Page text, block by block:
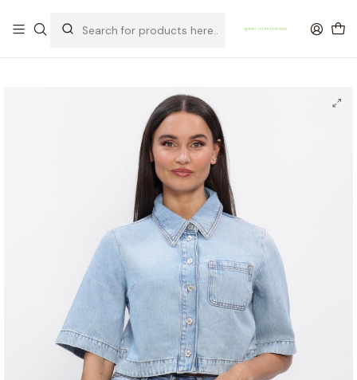
OFERTA DE PORTES DE ENVIO em compras para Portugal superiores a
80€ de artigos sem promoção